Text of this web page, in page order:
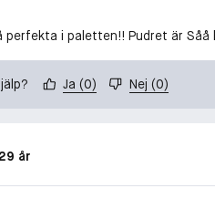
perfekta i paletten!! Pudret är Såå
Ja (0) Nej (0)
år